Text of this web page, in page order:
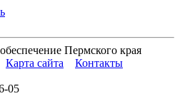
Пермского края
Карта сайта
Контакты
05